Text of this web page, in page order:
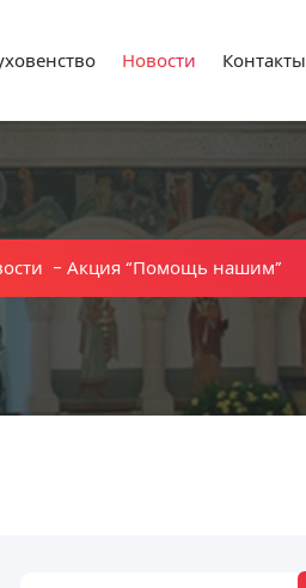
Новости Контакты
- Акция “Помощь нашим”